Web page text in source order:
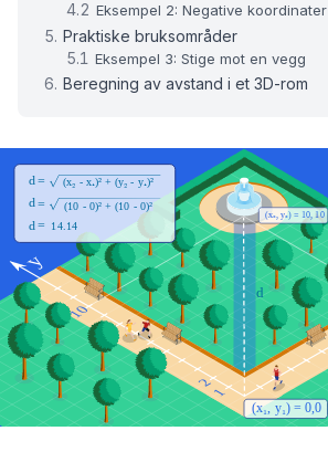
Eksempel 2: Negative koordinater
Praktiske bruksområder
Eksempel 3: Stige mot en vegg
Beregning av avstand i et 3D-rom